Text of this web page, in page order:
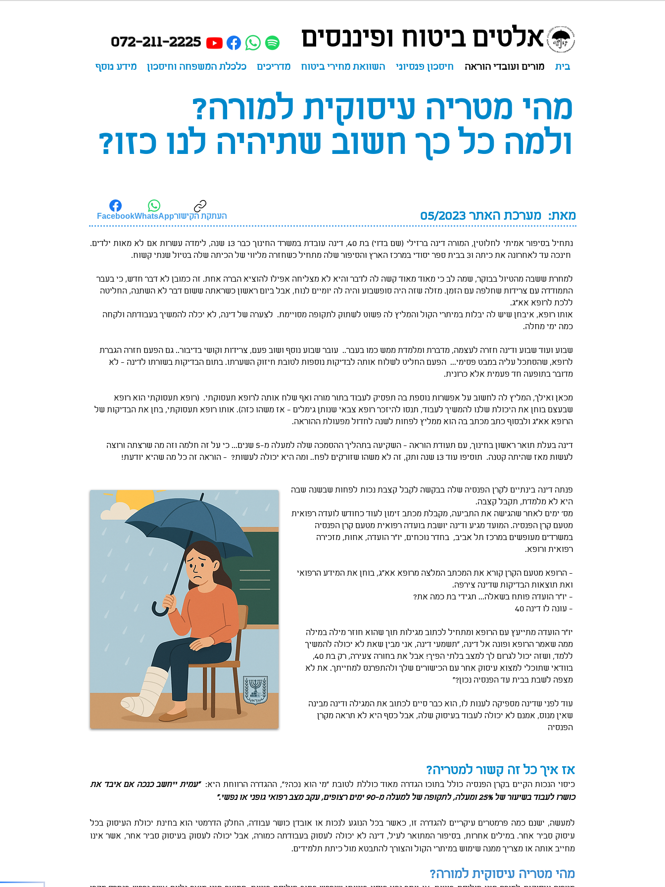
072-211-2225 אלטים ביטוח ופיננסים
בית מורים ועובדי הוראה חיסכון פנסיוני השוואת מחירי ביטוח מדריכים כלכלת המשפחה וחיסכון מידע נוסף
מהי מטריה עיסוקית למורה?
ולמה כל כך חשוב שתיהיה לנו כזו?
FacebookWhatsAppהעתקת הקישור מאת: מערכת האתר 05/2023
נתחיל בסיפור אמיתי לחלוטין, המורה דינה ברזילי (שם בדוי) בת 40, דינה עובדת במשרד החינוך כבר 13 שנה, לימדה עשרות אם לא מאות ילדים.
חינכה עד לאחרונה את כיתה ו3 בבית ספר יסודי במרכז הארץ והסיפור שלה מתחיל כשחזרה מליווי של הכיתה שלה בטיול שנתי קשוח.
למחרת ששבה מהטיול בבוקר, שמה לב כי מאוד מאוד קשה לה לדבר והיא לא מצליחה אפילו להוציא הברה אחת. זה כמובן לא דבר חדש, כי בעבר
התמודדה עם צרידות שחלפה עם הזמן. מזלה שזה היה סופשבוע והיה לה יומיים לנוח, אבל ביום ראשון כשראתה ששום דבר לא השתנה, החליטה
ללכת לרופא אא"ג.
אותו רופא, איבחן שיש לה יבלות במיתרי הקול והמליץ לה פשוט לשתוק לתקופה מסויימת. לצערה של דינה, לא יכלה להמשיך בעבודתה ולקחה
כמה ימי מחלה.
שבוע ועוד שבוע ודינה חזרה לעצמה, מדברת ומלמדת ממש כמו בעבר.. עובר שבוע נוסף ושוב פעם, צרידות וקושי בדיבור.. גם הפעם חזרה הגברת
לרופא, שהסתכל עליה במבט פסימי... הפעם החליט לשלוח אותה לבדיקות נוספות לטובת חיזוק השערתו. בתום הבדיקות בשורתו לדינה - לא
מדובר בתופעה חד פעמית אלא כרונית.
מכאן ואילך, המליץ לה לחשוב על אפשרות נוספת בה תפסיק לעבוד בתור מורה ואף שלח אותה לרופא תעסוקתי. (רופא תעסוקתי הוא רופא
שבעצם בוחן את היכולת שלנו להמשיך לעבוד, תנסו להיזכר רופא צבאי שנותן גימלים - אז משהו כזה). אותו רופא תעסוקתי, בחן את הבדיקות של
הרופא אא"ג ולבסוף כתב מכתב בה הוא ממליץ לפחות לשנה לחדול מפעולת ההוראה.
דינה בעלת תואר ראשון בחינוך, עם תעודת הוראה - השקיעה בתהליך ההסמכה שלה למעלה מ-5 שנים... כי על זה חלמה וזה מה שרצתה ורוצה
לעשות מאז שהיתה קטנה. תוסיפו עוד 13 שנה ותק, זה לא משהו שזורקים לפח.. ומה היא יכולה לעשות? - הוראה זה כל מה שהיא יודעת!
פנתה דינה בינתיים לקרן הפנסיה שלה בבקשה לקבל קצבת נכות לפחות שבשנה שבה
היא לא מלמדת, תקבל קצבה.
מס' ימים לאחר שהגישה את התביעה, מקבלת מכתב זימון לעוד כחודש לועדה רפואית
מטעם קרן הפנסיה. המועד מגיע ודינה יושבת בועדה רפואית מטעם קרן הפנסיה
במשרדים מעופשים במרכז תל אביב, בחדר נוכחים, יו"ר הועדה, אחות, מזכירה
רפואית ורופא.
- הרופא מטעם הקרן קורא את המכתב המלצה מרופא אא"ג, בוחן את המידע הרפואי
ואת תוצאות הבדיקות שדינה צירפה.
- יו"ר הועדה פותח בשאלה... תגידי בת כמה את?
- עונה לו דינה 40
יו"ר הועדה מתייעץ עם הרופא ומתחיל לכתוב מגילות תוך שהוא חוזר מילה במילה
ממה שאמר הרופא ופונה אל דינה, "תשמעי דינה, אני מבין שאת לא יכולה להמשיך
ללמד, ושזה יכול לגרום לך למצב בלתי הפיך! אבל את בחורה צעירה, רק בת 40,
בוודאי שתוכלי למצוא עיסוק אחר עם הכישורים שלך ולהתפרנס למחייתך. את לא
מצפה לשבת בבית עד הפנסיה נכון?"
עוד לפני שדינה מספיקה לענות לו, הוא כבר סיים לכתוב את המגילה ודינה מבינה
שאין מנוס, אמנם לא יכולה לעבוד בעיסוק שלה, אבל כסף היא לא תראה מקרן
הפנסיה
אז איך כל זה קשור למטריה?
כיסוי הנכות הקיים בקרן הפנסיה כולל בתוכו הגדרה מאוד כוללת לטובת "מי הוא נכה?", ההגדרה הרווחת היא: "עמית ייחשב כנכה אם איבד את
כושרו לעבוד בשיעור של 25% ומעלה, לתקופה של למעלה מ-90 ימים רצופים, עקב מצב רפואי גופני או נפשי."
למעשה, ישנם כמה פרמטרים עיקריים להגדרה זו, כאשר בכל הנוגע לנכות או אובדן כושר עבודה, החלק הדרמטי הוא בחינת יכולת העיסוק בכל
עיסוק סביר אחר. במילים אחרות, בסיפור המתואר לעיל, דינה לא יכולה לעסוק בעבודתה כמורה, אבל יכולה לעסוק בעיסוק סביר אחר, אשר אינו
מחייב אותה או מצריך ממנה שימוש במיתרי הקול והצורך להתבטא מול כיתת תלמידים.
מהי מטריה עיסוקית למורה?